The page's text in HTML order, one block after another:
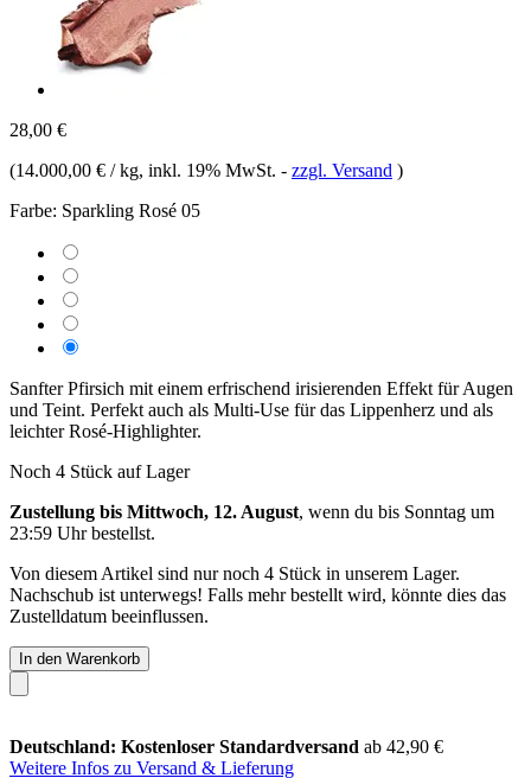
28,00 €
(14.000,00 € / kg, inkl. 19% MwSt. - zzgl. Versand )
Farbe: Sparkling Rosé 05
Sanfter Pfirsich mit einem erfrischend irisierenden Effekt für Augen
und Teint. Perfekt auch als Multi-Use für das Lippenherz und als
leichter Rosé-Highlighter.
Noch 4 Stück auf Lager
Zustellung bis Mittwoch, 12. August, wenn du bis Sonntag um
23:59 Uhrbestellst.
Von diesem Artikel sind nur noch 4 Stück in unserem Lager.
Nachschub ist unterwegs! Falls mehr bestellt wird, könnte dies das
Zustelldatum beeinflussen.
In den Warenkorb
Deutschland: Kostenloser Standardversand ab 42,90 €
Weitere Infos zu Versand & Lieferung